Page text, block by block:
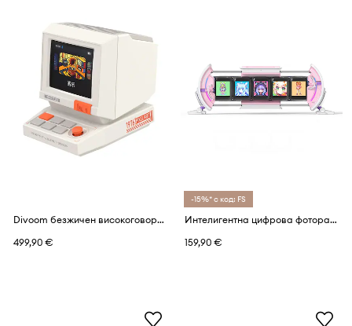
Divoom безжичен високоговорител от пластмаса
499,90 €
-15%* с код: FS
Интелигентна цифрова фоторамка Divoom Timesgate 28 x 4,7 x 9,7 cm
159,90 €